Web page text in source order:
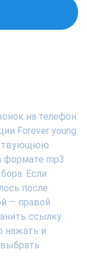
на телефон.
Forever young
формате mp3
Если
после
— правой
ссылку
нажать и